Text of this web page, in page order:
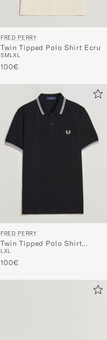
FRED PERRY
Twin Tipped Polo Shirt Ecru
SMLXL
100€
FRED PERRY
Twin Tipped Polo Shirt
Black
LXL
100€